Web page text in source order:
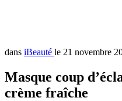
dans iBeauté le 21 novembre
Masque coup
crème fraîche